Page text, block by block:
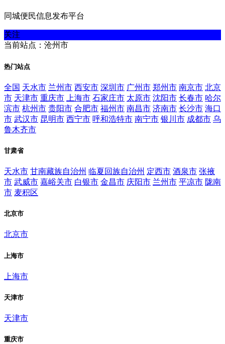
同城便民信息发布平台
关注
当前站点：沧州市
热门站点
全国 天水市 兰州市 西安市 深圳市 广州市 郑州市 南京市 北京
市 天津市 重庆市 上海市 石家庄市 太原市 沈阳市 长春市 哈尔
滨市 杭州市 贵阳市 合肥市 福州市 南昌市 济南市 长沙市 海口
市 武汉市 昆明市 西宁市 呼和浩特市 南宁市 银川市 成都市 乌
鲁木齐市
甘肃省
天水市 甘南藏族自治州 临夏回族自治州 定西市 酒泉市 张掖
市 武威市 嘉峪关市 白银市 金昌市 庆阳市 兰州市 平凉市 陇南
市 麦积区
北京市
北京市
上海市
上海市
天津市
天津市
重庆市